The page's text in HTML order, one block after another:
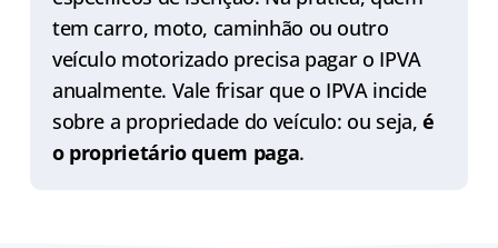
tem carro, moto, caminhão ou outro
veículo motorizado precisa pagar o IPVA
anualmente. Vale frisar que o IPVA incide
sobre a propriedade do veículo: ou seja,é
o proprietário quem paga.